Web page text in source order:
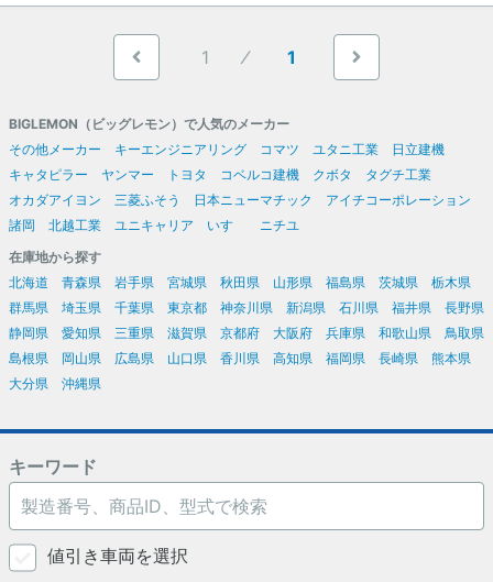
1 1
BIGLEMON（ビッグレモン）で人気のメーカー
その他メーカー
キーエンジニアリング コマツ ユタニ工業
日立建機
キャタピラー
ヤンマー トヨタ コベルコ建機 クボタ
タグチ工業
オカダアイヨン
三菱ふそう 日本ニューマチック
アイチコーポレーション
諸岡
北越工業 ユニキャリア いすゞ
ニチユ
在庫地から探す
北海道
青森県 岩手県 宮城県 秋田県 山形県 福島県 茨城県
栃木県
群馬県
埼玉県 千葉県 東京都 神奈川県 新潟県 石川県 福井県
長野県
静岡県
愛知県 三重県 滋賀県 京都府 大阪府 兵庫県 和歌山県
鳥取県
島根県
岡山県 広島県 山口県 香川県 高知県 福岡県 長崎県
熊本県
大分県
沖縄県
キーワード
値引き車両を選択